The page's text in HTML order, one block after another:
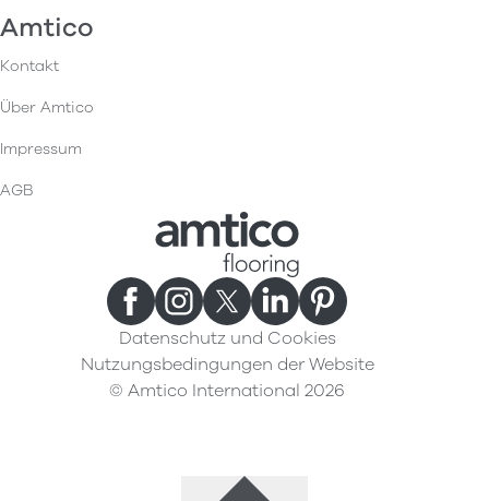
Amtico
Kontakt
Über Amtico
Impressum
AGB
Datenschutz und Cookies
Nutzungsbedingungen der Website
© Amtico International 2026